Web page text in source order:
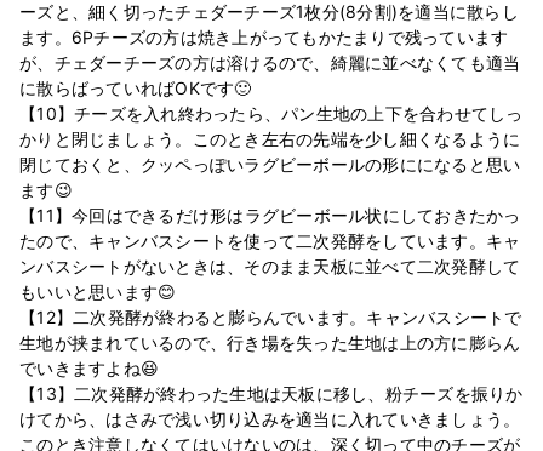
ーズと、細く切ったチェダーチーズ1枚分(8分割)を適当に散らし
ます。6Pチーズの方は焼き上がってもかたまりで残っています
が、チェダーチーズの方は溶けるので、綺麗に並べなくても適当
に散らばっていればOKです🙂
【10】チーズを入れ終わったら、パン生地の上下を合わせてしっ
かりと閉じましょう。このとき左右の先端を少し細くなるように
閉じておくと、クッペっぽいラグビーボールの形にになると思い
ます😉
【11】今回はできるだけ形はラグビーボール状にしておきたかっ
たので、キャンバスシートを使って二次発酵をしています。キャ
ンバスシートがないときは、そのまま天板に並べて二次発酵して
もいいと思います😊
【12】二次発酵が終わると膨らんでいます。キャンバスシートで
生地が挟まれているので、行き場を失った生地は上の方に膨らん
でいきますよね😆
【13】二次発酵が終わった生地は天板に移し、粉チーズを振りか
けてから、はさみで浅い切り込みを適当に入れていきましょう。
このとき注意しなくてはいけないのは、深く切って中のチーズが